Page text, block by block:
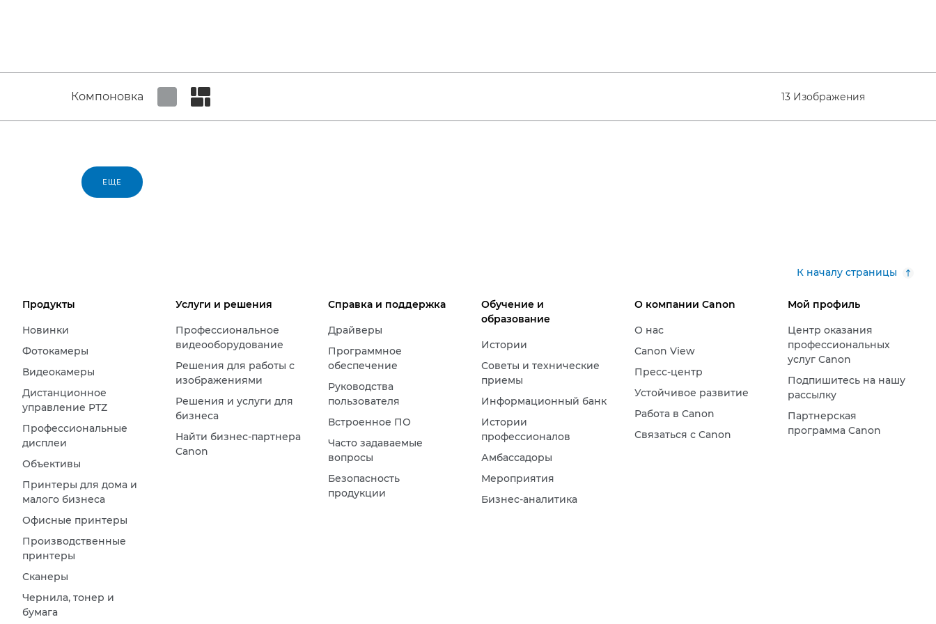
Компоновка 13 Изображения
ЕЩЕ
К началу страницы
Продукты
Новинки
Фотокамеры
Видеокамеры
Дистанционное
управление PTZ
Профессиональные
дисплеи
Объективы
Принтеры для дома и
малого бизнеса
Офисные принтеры
Производственные
принтеры
Сканеры
Чернила, тонер и
бумага
Услуги и решения
Профессиональное
видеооборудование
Решения для работы с
изображениями
Решения и услуги для
бизнеса
Найти бизнес-партнера
Canon
Справка и поддержка
Драйверы
Программное
обеспечение
Руководства
пользователя
Встроенное ПО
Часто задаваемые
вопросы
Безопасность
продукции
Обучение и
образование
Истории
Советы и технические
приемы
Информационный банк
Истории
профессионалов
Амбассадоры
Мероприятия
Бизнес-аналитика
О компании Canon
О нас
Canon View
Пресс-центр
Устойчивое развитие
Работа в Canon
Связаться с Canon
Мой профиль
Центр оказания
профессиональных
услуг Canon
Подпишитесь на нашу
рассылку
Партнерская
программа Canon